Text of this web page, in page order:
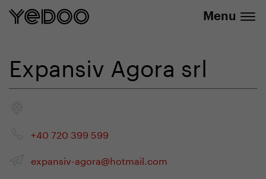
Menu
Expansiv Agora srl
+40 720 399 599
expansiv-agora@hotmail.com